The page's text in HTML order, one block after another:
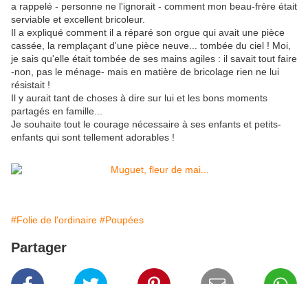
a rappelé - personne ne l'ignorait - comment mon beau-frère était
serviable et excellent bricoleur.
Il a expliqué comment il a réparé son orgue qui avait une pièce
cassée, la remplaçant d'une pièce neuve... tombée du ciel ! Moi,
je sais qu'elle était tombée de ses mains agiles : il savait tout faire
-non, pas le ménage- mais en matière de bricolage rien ne lui
résistait !
Il y aurait tant de choses à dire sur lui et les bons moments
partagés en famille...
Je souhaite tout le courage nécessaire à ses enfants et petits-
enfants qui sont tellement adorables !
#Folie de l'ordinaire #Poupées
Partager